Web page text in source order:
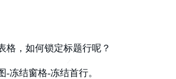
格，如何锁定标题行呢？
-冻结窗格-冻结首行。